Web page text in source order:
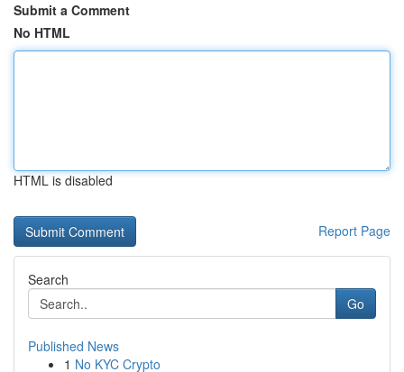
Submit a Comment
No HTML
HTML is disabled
Report Page
Search
Go
Published News
1 No KYC Crypto